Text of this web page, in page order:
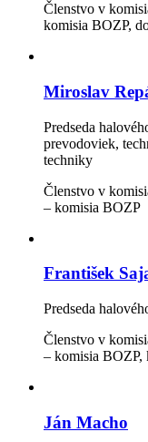
Členstvo v
komisia BOZP,
Miroslav
Predseda
prevodoviek,
techniky
Členstvo v
– komisia BOZP
František
Predseda
Členstvo v
– komisia BOZP,
Ján Macho